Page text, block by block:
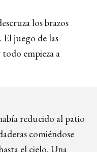
los brazos
juego de las
todo empieza a
reducido al patio
comiéndose
el cielo. Una